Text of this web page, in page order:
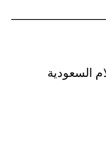
السعودية